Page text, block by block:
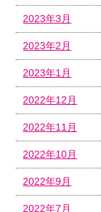
2023年3月
2023年2月
2023年1月
2022年12月
2022年11月
2022年10月
2022年9月
2022年7月